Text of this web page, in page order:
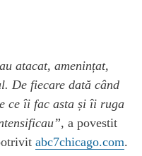
atacat, amenințat,
De fiecare dată când
ce îi fac asta și îi ruga
, a povestit
abc7chicago.com.